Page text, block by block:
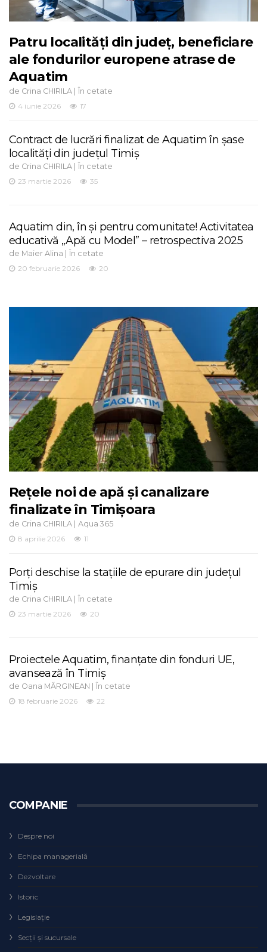
Patru localități din județ, beneficiare
ale fondurilor europene atrase de
Aquatim
de Crina CHIRILA | În cetate
4 iunie 2026
17
Contract de lucrări finalizat de Aquatim în șase
localități din județul Timiș
de Crina CHIRILA | În cetate
23 martie 2026
35
Aquatim din, în și pentru comunitate! Activitatea
educativă „Apă cu Model” – retrospectiva 2025
de Maier Alina | În cetate
20 februarie 2026
20
Rețele noi de apă și canalizare
finalizate în Timișoara
de Crina CHIRILA | Aqua 365
8 aprilie 2026
11
Porți deschise la stațiile de epurare din județul
Timiș
de Crina CHIRILA | În cetate
23 martie 2026
20
Proiectele Aquatim, finanțate din fonduri UE,
avansează în Timiș
de Oana MĂRGINEAN | În cetate
18 februarie 2026
22
COMPANIE
Despre noi
Echipa managerială
Dezvoltare
Istoric
Legislaţie
Secţii şi sucursale